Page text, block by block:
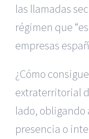
las llamadas
régimen que
empresas
¿Cómo
extraterritorial
lado, obligando
presencia o